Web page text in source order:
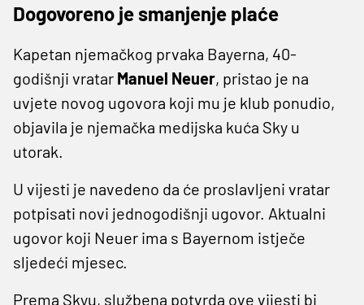
Dogovoreno je smanjenje plaće
Kapetan njemačkog prvaka Bayerna, 40-
godišnji vratar Manuel Neuer, pristao je na
uvjete novog ugovora koji mu je klub ponudio,
objavila je njemačka medijska kuća Sky u
utorak.
U vijesti je navedeno da će proslavljeni vratar
potpisati novi jednogodišnji ugovor. Aktualni
ugovor koji Neuer ima s Bayernom istječe
sljedeći mjesec.
Prema Skyu, službena potvrda ove vijesti bi